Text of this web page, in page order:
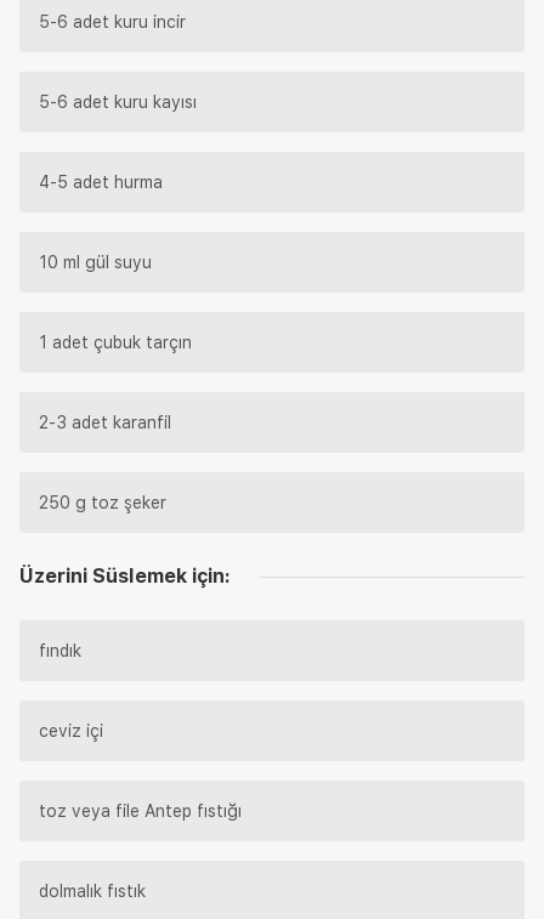
5-6 adet kuru incir
5-6 adet kuru kayısı
4-5 adet hurma
10 ml gül suyu
1 adet çubuk tarçın
2-3 adet karanfil
250 g toz şeker
Üzerini Süslemek için:
fındık
ceviz içi
toz veya file Antep fıstığı
dolmalık fıstık